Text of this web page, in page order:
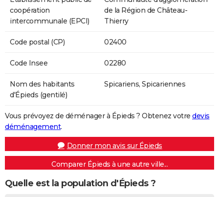
coopération
intercommunale (EPCI)
de la Région de Château-
Thierry
Code postal (CP) 02400
Code Insee 02280
Nom des habitants
d'Épieds (gentilé)
Spicariens, Spicariennes
Vous prévoyez de déménager à Épieds ? Obtenez votre devis
déménagement.
Donner mon avis sur Épieds
Comparer Épieds à une autre ville...
Quelle est la population d'Épieds ?